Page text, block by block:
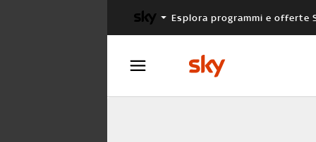
Esplora programmi e offerte